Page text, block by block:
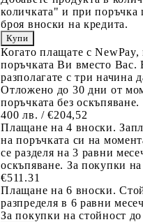
количката" и при поръчка
броя вноски на кредита.
Когато плащате с
поръчката Ви вместо Вас.
разполагате с три начина
Отложено до 30 дни от
поръчката без
400 лв. / €204,52
Плащане на 4 вноски.
на поръчката си на
се разделя на 3 равни
оскъпяване. За покупки
€511.31
Плащане на 6 вноски.
разпределя в 6 равни
За покупки на стойност